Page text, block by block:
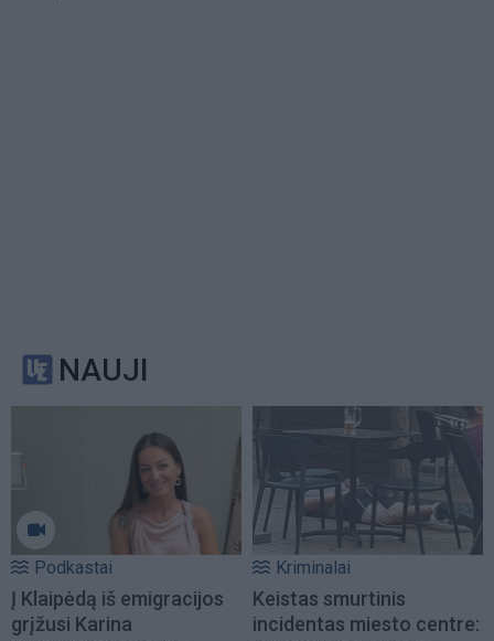
NAUJI
Podkastai
Į Klaipėdą iš emigracijos
grįžusi Karina
Kriminalai
Keistas smurtinis
incidentas miesto centre: